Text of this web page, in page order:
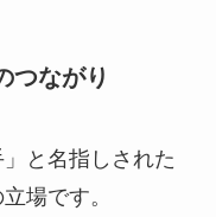
つながり
と名指しされた
場です。